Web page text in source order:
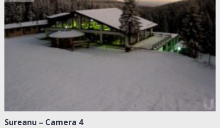
Sureanu – Camera 4